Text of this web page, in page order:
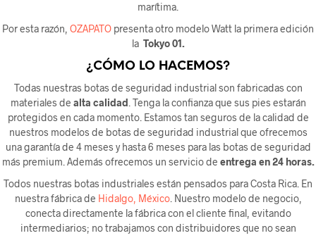
marítima.
Por esta razón, OZAPATO presenta otro modelo Watt la primera edición
la Tokyo 01.
¿CÓMO LO HACEMOS?
Todas nuestras botas de seguridad industrial son fabricadas con
materiales de alta calidad . Tenga la confianza que sus pies estarán
protegidos en cada momento. Estamos tan seguros de la calidad de
nuestros modelos de botas de seguridad industrial que ofrecemos
una garantía de 4 meses y hasta 6 meses para las botas de seguridad
más premium. Además ofrecemos un servicio de entrega en 24 horas.
Todos nuestras botas industriales están pensados para Costa Rica. En
nuestra fábrica de Hidalgo, México. Nuestro modelo de negocio,
conecta directamente la fábrica con el cliente final, evitando
intermediarios; no trabajamos con distribuidores que no sean